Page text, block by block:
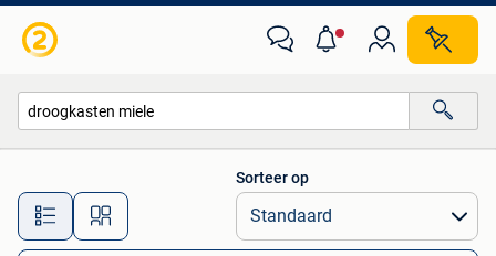
Alle afstanden…
Sorteer op